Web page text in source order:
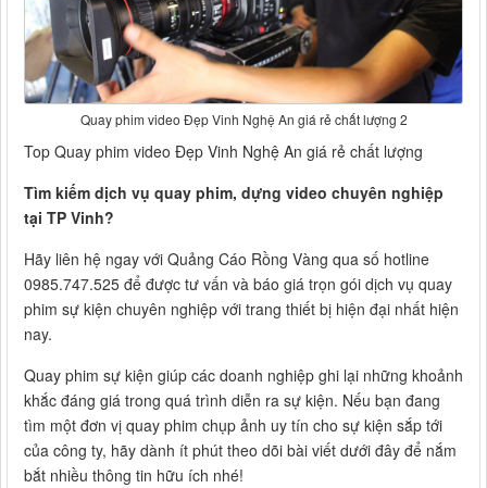
Quay phim video Đẹp Vinh Nghệ An giá rẻ chất lượng 2
Top Quay phim video Đẹp Vinh Nghệ An giá rẻ chất lượng
Tìm kiếm dịch vụ quay phim, dựng video chuyên nghiệp
tại TP Vinh?
Hãy liên hệ ngay với Quảng Cáo Rồng Vàng qua số hotline
0985.747.525 để được tư vấn và báo giá trọn gói dịch vụ quay
phim sự kiện chuyên nghiệp với trang thiết bị hiện đại nhất hiện
nay.
Quay phim sự kiện giúp các doanh nghiệp ghi lại những khoảnh
khắc đáng giá trong quá trình diễn ra sự kiện. Nếu bạn đang
tìm một đơn vị quay phim chụp ảnh uy tín cho sự kiện sắp tới
của công ty, hãy dành ít phút theo dõi bài viết dưới đây để nắm
bắt nhiều thông tin hữu ích nhé!